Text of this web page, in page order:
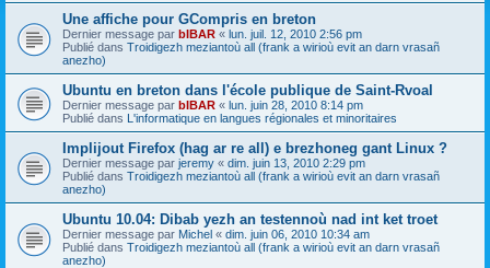
Une affiche pour GCompris en breton
Dernier message par bIBAR « lun. juil. 12, 2010 2:56 pm
Publié dans Troidigezh meziantoù all (frank a wirioù evit an darn vrasañ
anezho)
Ubuntu en breton dans l'école publique de Saint-Rvoal
Dernier message par bIBAR « lun. juin 28, 2010 8:14 pm
Publié dans L'informatique en langues régionales et minoritaires
Implijout Firefox (hag ar re all) e brezhoneg gant Linux ?
Dernier message par jeremy « dim. juin 13, 2010 2:29 pm
Publié dans Troidigezh meziantoù all (frank a wirioù evit an darn vrasañ
anezho)
Ubuntu 10.04: Dibab yezh an testennoù nad int ket troet
Dernier message par Michel « dim. juin 06, 2010 10:34 am
Publié dans Troidigezh meziantoù all (frank a wirioù evit an darn vrasañ
anezho)